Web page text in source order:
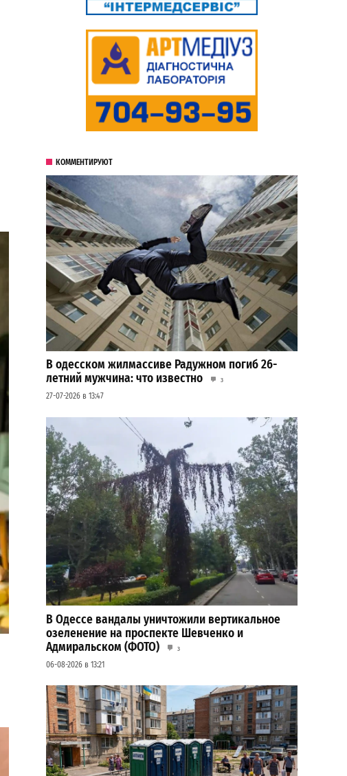
КОММЕНТИРУЮТ
В одесском жилмассиве Радужном погиб 26-
летний мужчина: что известно
3
27-07-2026 в 13:47
В Одессе вандалы уничтожили вертикальное
озеленение на проспекте Шевченко и
Адмиральском (ФОТО)
3
06-08-2026 в 13:21